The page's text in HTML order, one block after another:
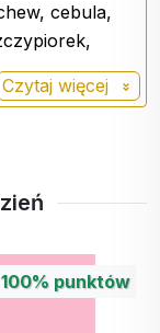
cebula,
Czytaj więcej
100% punktów